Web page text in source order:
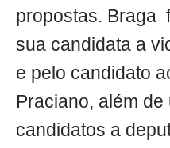
propostas. Braga
sua candidata a
e pelo candidato
Praciano, além
candidatos a